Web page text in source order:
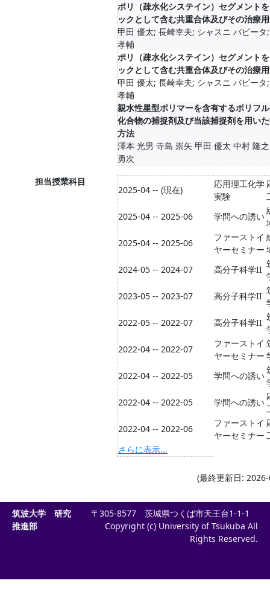
ポリ（疎水化システイン）セグメント
ックとして含む共重合体及びその治療
甲田 優太; 長崎幸夫; シャスニ バビータ
孝輔
ポリ（疎水化システイン）セグメント
ックとして含む共重合体及びその治療
甲田 優太; 長崎幸夫; シャスニ バビータ
孝輔
親水性星型ポリマーを含有するポリフ
化合物の捕捉剤及び当該捕捉剤を用い
方法
澤本 光男 寺島 崇矢 甲田 優太 中村 隆
勇次
担当授業科目
2025-04 -- (現在)
応用理工化学
実験
2025-04 -- 2025-06
学問への誘い
2025-04 -- 2025-06
ファーストイ
ヤーセミナー
2024-05 -- 2024-07
高分子科学II
2023-05 -- 2023-07
高分子科学II
2022-05 -- 2022-07
高分子科学II
2022-04 -- 2022-07
ファーストイ
ヤーセミナー
2022-04 -- 2022-05
学問への誘い
2022-04 -- 2022-05
学問への誘い
2022-04 -- 2022-06
ファーストイ
ヤーセミナー
さらに表示...
(最終更新日:
筑波大学 研究
推進部
〒305-8577 茨城県つくば市天王台1-1-1
Copyright (c) University of Tsukuba All
Rights Reserved.